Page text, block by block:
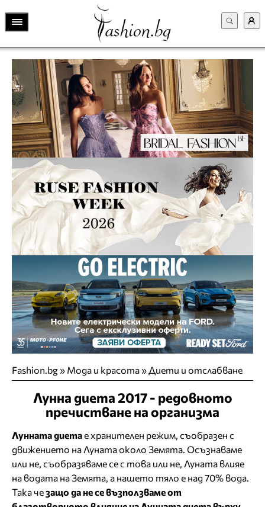
Fashion.bg» Мода и красота»Диети и отслабване
Лунна диета 2017 - редовното
пречистване на организма
Лунната диетае хранителен режим, съобразен с
движението на Луната около Земята. Осъзнаваме
или не, съобразяваме се с това или не, Луната влияе
на водата на Земята, а нашето тяло е над 70% вода.
Така чезащо да не се възползваме от